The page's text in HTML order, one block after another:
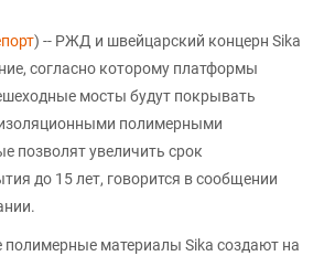
) -- РЖД и швейцарский концерн Sika
согласно которому платформы
мосты будут покрывать
полимерными
позволят увеличить срок
до 15 лет, говорится в сообщении
материалы Sika создают на